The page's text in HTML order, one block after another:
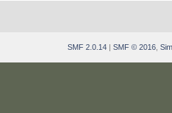
SMF 2.0.14 | SMF © 2016